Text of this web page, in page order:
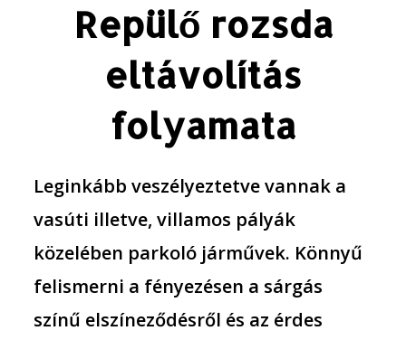
Repülő rozsda
eltávolítás
folyamata
Leginkább veszélyeztetve vannak a
vasúti illetve, villamos pályák
közelében parkoló járművek. Könnyű
felismerni a fényezésen a sárgás
színű elszíneződésről és az érdes